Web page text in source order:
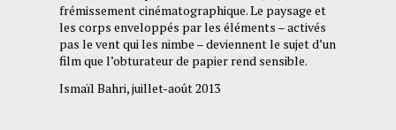
frémissement cinématographique. Le paysage et
les corps enveloppés par les éléments – activés
pas le vent qui les nimbe – deviennent le sujet d’un
film que l’obturateur de papier rend sensible.
Ismaïl Bahri, juillet-août 2013